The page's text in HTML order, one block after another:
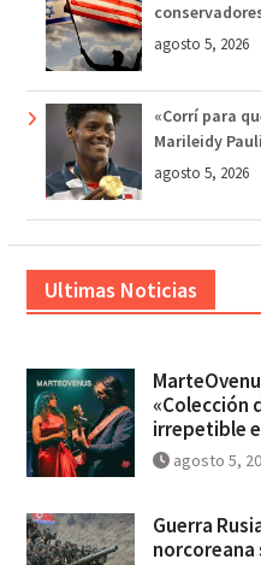
agosto 5, 2026
«Corrí para
Marileidy
agosto 5, 2026
Ultimas Noticias
«Colección
irrepetible
agosto 5,
Guerra
norcoreana